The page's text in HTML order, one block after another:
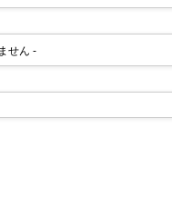
せん -